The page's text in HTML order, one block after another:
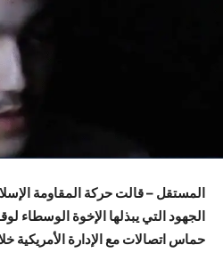
المستقل – قالت حركة المقاومة
الجهود التي يبذلها الإخوة الوسطاء
حماس اتصالات مع الإدارة الأمريكية